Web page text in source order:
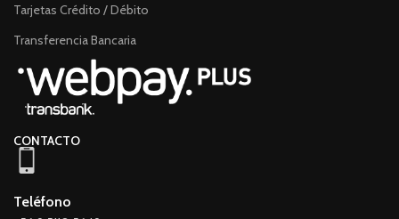
Tarjetas Crédito / Débito
Transferencia Bancaria
CONTACTO
Teléfono